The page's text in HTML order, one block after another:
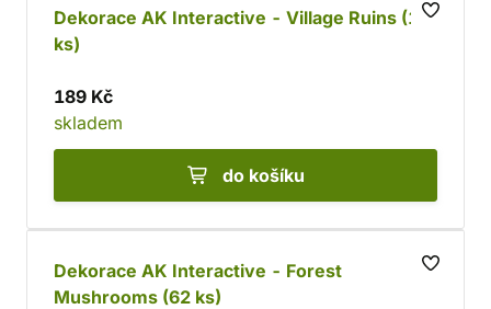
Dekorace AK Interactive - Village Ruins (12
ks)
189 Kč
skladem
do košíku
Dekorace AK Interactive - Forest
Mushrooms (62 ks)